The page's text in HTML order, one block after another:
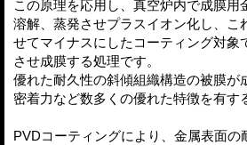
この原理を応用し、真空炉内で成膜用
溶解、蒸発させプラスイオン化し、こ
せてマイナスにしたコーティング対象
させ成膜する処理です。
優れた耐久性の斜傾組織構造の被膜が
密着力など数多くの優れた特徴を有す
PVDコーティングにより、金属表面の